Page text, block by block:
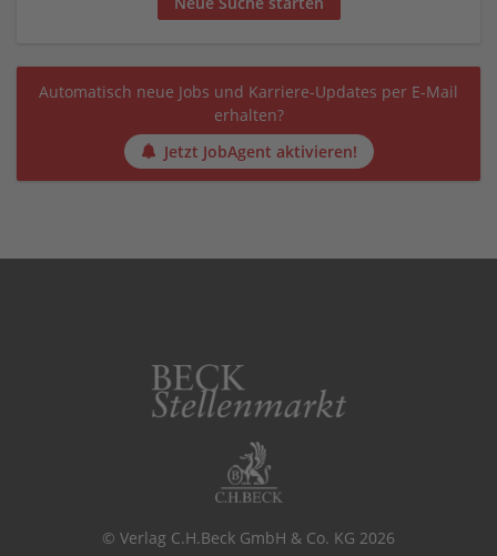
Automatisch neue Jobs und Karriere-Updates per E-Mail
erhalten?
Jetzt JobAgent aktivieren!
© Verlag C.H.Beck GmbH & Co. KG 2026